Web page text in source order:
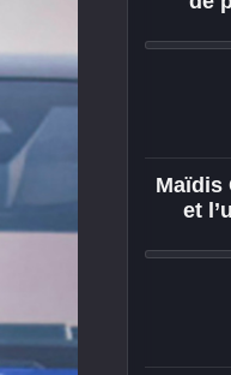
Maïdis
et